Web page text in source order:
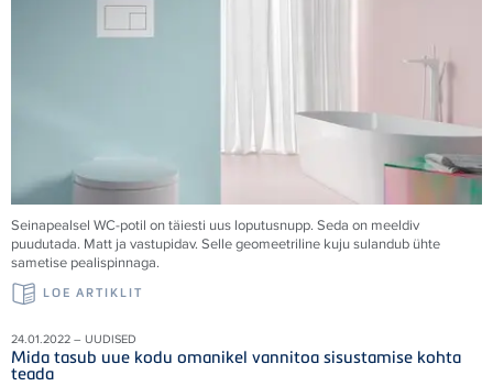
Seinapealsel WC-potil on täiesti uus loputusnupp. Seda on meeldiv
puudutada. Matt ja vastupidav. Selle geomeetriline kuju sulandub ühte
sametise pealispinnaga.
LOE ARTIKLIT
24.01.2022 – UUDISED
Mida tasub uue kodu omanikel vannitoa sisustamise kohta
teada